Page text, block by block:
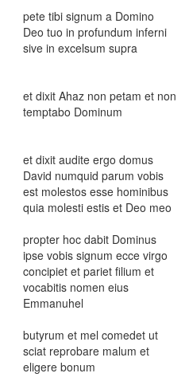
pete tibi signum a Domino
Deo tuo in profundum inferni
sive in excelsum supra
et dixit Ahaz non petam et non
temptabo Dominum
et dixit audite ergo domus
David numquid parum vobis
est molestos esse hominibus
quia molesti estis et Deo meo
propter hoc dabit Dominus
ipse vobis signum ecce virgo
concipiet et pariet filium et
vocabitis nomen eius
Emmanuhel
butyrum et mel comedet ut
sciat reprobare malum et
eligere bonum